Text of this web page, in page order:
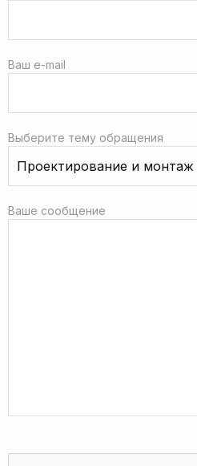
Ваш e-mail
Выберите тему обращения
Ваше сообщение